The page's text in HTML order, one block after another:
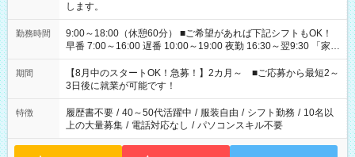
します。
勤務時間
9:00～18:00（休憩60分） ■ご希望があれば下記シフトもOK！
早番 7:00～16:00 遅番 10:00～19:00 夜勤 16:30～翌9:30 「家族
と休みを合わせたい」 「余裕を持って夕飯の準備がしたい」
「できれば残業はしたくない」 など、ご希望を教えてください
ね。 ※Wワーク希望の方へ 今ご覧のお仕事で希望する勤務時間
と、もう1つのお仕事の勤務時間。 合計で週40時間を超える場
合は応募できません。
期間
【8月中のスタートOK！急募！】2カ月～ ■ご応募から最短2～
3日後に就業が可能です！
特徴 履歴書不要 / 40～50代活躍中 / 服装自由 / シフト勤務 / 10名以
上の大量募集 / 電話対応なし / パソコンスキル不要